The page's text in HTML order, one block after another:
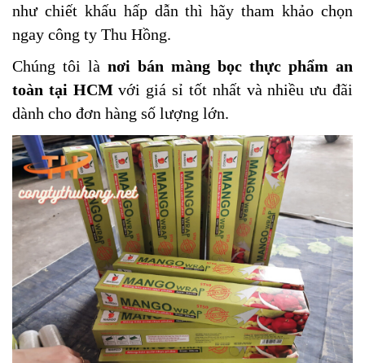
như chiết khấu hấp dẫn thì hãy tham khảo chọn
ngay công ty Thu Hồng.
Chúng tôi là nơi bán màng bọc thực phẩm an
toàn tại HCMvới giá sỉ tốt nhất và nhiều ưu đãi
dành cho đơn hàng số lượng lớn.